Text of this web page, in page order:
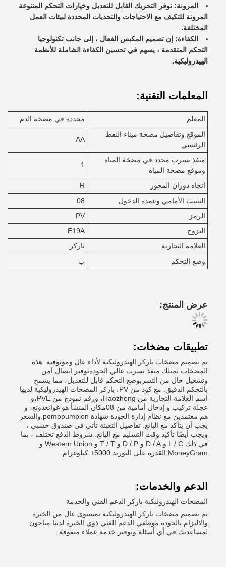
المرونة: توفر التحريك القابل للتعديل وخيارات التحكم المتنوعة
المرونة للتكيف مع الاحتياجات والتحديات المحددة لبيئات العمل
المختلفة.
الكفاءة: إن تصميم المكبس الفعال ، إلى جانب تكنولوجيا
التحكم المتقدمة ، يسهم في تحسين الكفاءة الشاملة للأنظمة
الهيدروليكية.
المعلمات التقنية:
المعلم
محددة في مضخة الدم
الموقع وتفاصيل مضخة ميناء النفط
الرئيسي
AA
منفذ تسرب محدد في مضخة المياه
وموقع مضخة المياه
1
اتجاه دوران المحور
R
التثبيت الأمامي وعمدة الدخول
08
الرمز
PV
النزوح
E19A
العلامة التجارية
باركر
وضع التحكم
ب
عرض المنتج:
تطبيقات مضخات:
تم تصميم مضخات باركر الهيدروليكية لأداء عال وموثوقية. هذه
المضخات تمتلك منفذ تسرب عالي الجودةتوفير اتصال آمن
وتشغيل خال من التسربوضع التحكم قابل للتعديل، مما يسمح
بالتحكم الدقيق. مع كود من PV، باركر المضخات الهيدروليكية لديها
اسم العلامة التجارية من Haozheng، ورقم نموذج من PVE،و
عجلة تركيب و إدخال أمامية من 08مكان المنشأ هو غوانغدونغ، و
هم معتمدين مع نظام إدارة الجودة شهادة pomppumpion.والسعر
يجب أن يتأكد مع البائع. تفاصيل التعبئة تأتي في صندوق خشبي ،
ويجب أيضًا تأكيد وقت التسليم مع البائع. شروط الدفع تختلف ، بما
في ذلك L / C و D / A و D / P و T / T و Western Union و
MoneyGram.القدرة على التوريد 5000+ كيلوغرام.
الدعم والخدمات:
المضخات الهيدروليكية باركر الدعم الفني والخدمة
تم تصميم مضخات باركر الهيدروليكية بمستوى عال من الخبرة
والالتزام بالجودة.موظفي الدعم الفني ذوي الخبرة لدينا متاحون
لمساعدتك في أي أسئلة وتوفير خدمة عملاء متفوقة.